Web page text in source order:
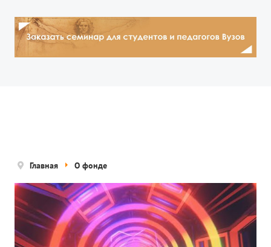
О ФОНДЕ
Информация
Концепция деятельности
Нам помогают
Публичная оферта
Главная О фонде